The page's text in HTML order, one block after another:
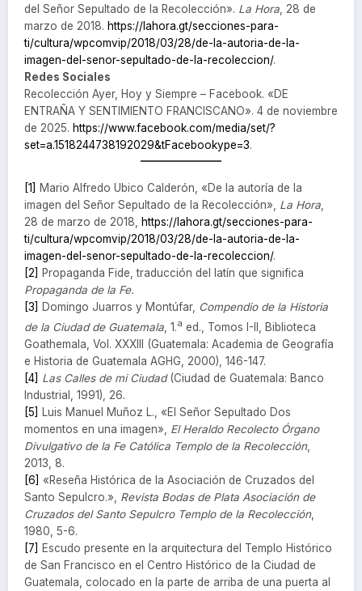
del Señor Sepultado de la Recolección». La Hora , 28 de
marzo de 2018. https://lahora.gt/secciones-para-
ti/cultura/wpcomvip/2018/03/28/de-la-autoria-de-la-
imagen-del-senor-sepultado-de-la-recoleccion/.
Redes Sociales
Recolección Ayer, Hoy y Siempre – Facebook. «DE
ENTRAÑA Y SENTIMIENTO FRANCISCANO». 4 de noviembre
de 2025. https://www.facebook.com/media/set/?
set=a.1518244738192029&tFacebookype=3.
[1] Mario Alfredo Ubico Calderón, «De la autoría de la
imagen del Señor Sepultado de la Recolección», La Hora
28 de marzo de 2018,
https://lahora.gt/secciones-para-
ti/cultura/wpcomvip/2018/03/28/de-la-autoria-de-la-
imagen-del-senor-sepultado-de-la-recoleccion/.
[2] Propaganda Fide, traducción del latín que significa
Propaganda de la Fe.
[3] Domingo Juarros y Montúfar, Compendio de la Historia
de la Ciudad de Guatemala , 1.a ed., Tomos I-II, Biblioteca
Goathemala, Vol. XXXIII (Guatemala: Academia de Geografía
e Historia de Guatemala AGHG, 2000), 146-147.
[4] Las Calles de mi Ciudad(Ciudad de Guatemala: Banco
Industrial, 1991), 26.
[5] Luis Manuel Muñoz L., «El Señor Sepultado Dos
momentos en una imagen», El Heraldo Recolecto Órgano
Divulgativo de la Fe Católica Templo de la Recolección,
2013, 8.
[6] «Reseña Histórica de la Asociación de Cruzados del
Santo Sepulcro.», Revista Bodas de Plata Asociación de
Cruzados del Santo Sepulcro Templo de la Recolección,
1980, 5-6.
[7] Escudo presente en la arquitectura del Templo Histórico
de San Francisco en el Centro Histórico de la Ciudad de
Guatemala, colocado en la parte de arriba de una puerta al